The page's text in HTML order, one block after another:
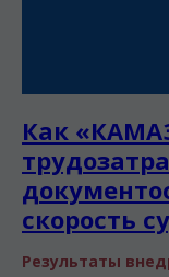
Как
скорость
Результаты